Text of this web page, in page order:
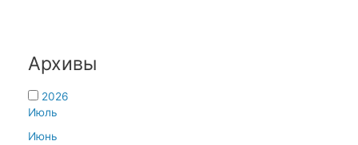
Архивы
2026
Июль
Июнь